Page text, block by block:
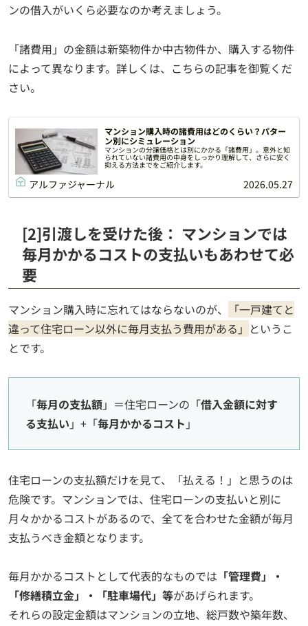
ンの借入がいくら必要なのか考えましょう。
「諸費用」の金額は新築物件か中古物件か、購入する物件
によって異なります。詳しくは、こちらの記事を御覧くだ
さい。
マンション購入時の諸費用はどのくらい？パター
ン別にシミュレーション
マンションの分譲価格とは別にかかる「諸費用」。意外と知
られていない諸費用の中身をしっかり理解して、さらに安く
抑える方法までをご紹介します。
アルファジャーナル 2026.05.27
[2]引渡しを受けた後： マンションでは
毎月かかるコストの支払いもあわせて必
要
マンション購入時に忘れてはならないのが、
「一戸建てと
違って住宅ローン以外に毎月支払う費用がある」 というこ
とです。
「毎月の支払額」＝住宅ローンの「借入金額に対す
る支払い 」+「毎月かかるコスト 」
住宅ローンの支払額だけを見て、「払える！」と思うのは
危険です。マンションでは、住宅ローンの支払いと別に
月々かかるコストがあるので、全てを合わせた金額が毎月
支払うべき金額となります。
毎月かかるコストとして代表的なものでは 「管理費」・
「修繕積立金」・「駐車場代」等があげられます。
それらの設定金額はマンションの立地、総戸数や築年数、